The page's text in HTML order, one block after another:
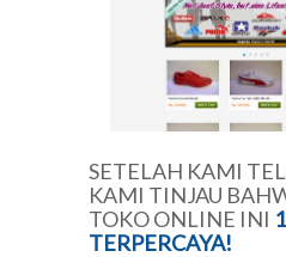
SETELAH KAMI
KAMI TINJAU
TOKO ONLINE INI
TERPERCAYA!